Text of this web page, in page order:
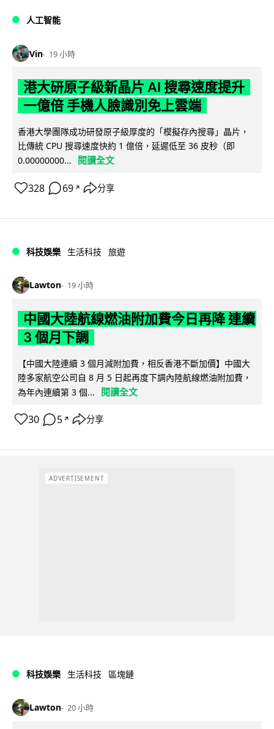
人工智能
Vin 19 小時
港大研原子級新晶片 AI 搜尋速度提升
一億倍 手機人臉識別免上雲端
香港大學團隊成功研發原子級厚度的「模擬存內搜尋」晶片，
比傳統 CPU 搜尋速度快約 1 億倍，延遲低至 36 皮秒（即
0.00000000...
閱讀全文
328 69 ↗ 分享
科技娛樂 生活科技 旅遊
Lawton 19 小時
中國大陸航線燃油附加費今日再降 連續
3 個月下調
【中國大陸連續 3 個月減附加費，相反香港不斷加價】中國大
陸多家航空公司自 8 月 5 日起再度下調內陸航線燃油附加費，
為年內連續第 3 個...
閱讀全文
30 5 ↗ 分享
ADVERTISEMENT
科技娛樂 生活科技 區塊鏈
Lawton 20 小時